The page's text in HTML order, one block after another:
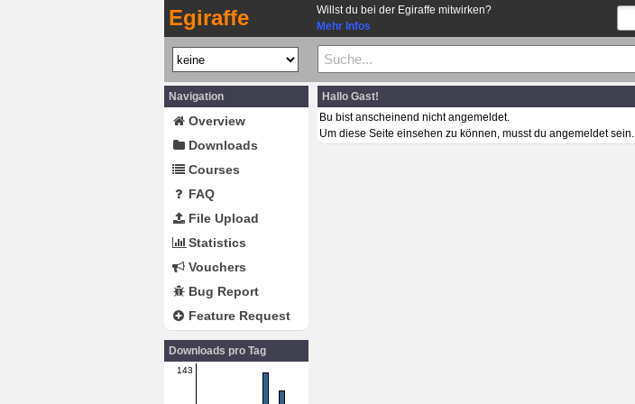
Egiraffe
Willst du bei der Egiraffe mitwirken?
Mehr Infos
Navigation
Overview
Downloads
Courses
FAQ
File Upload
Statistics
Vouchers
Bug Report
Feature Request
Downloads pro Tag
143
Hallo Gast!
Bu bist anscheinend nicht angemeldet.
Um diese Seite einsehen zu können, musst du angemeldet sein.